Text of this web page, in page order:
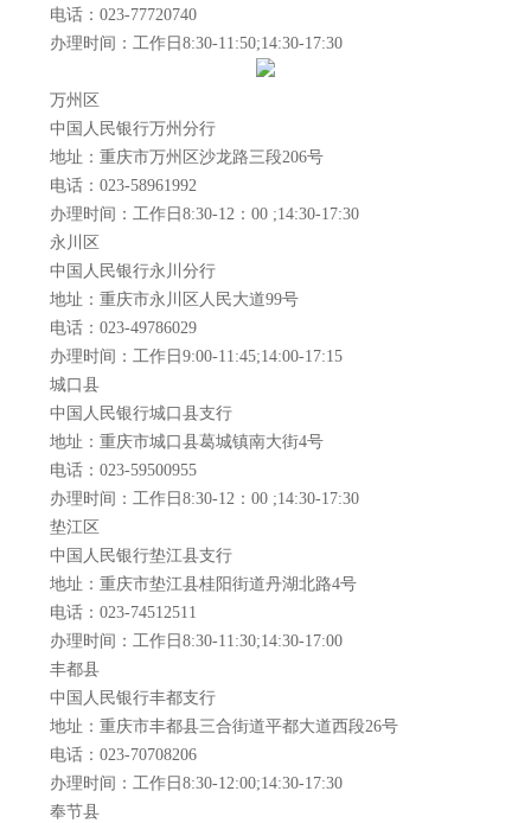
电话：023-77720740
办理时间：工作日8:30-11:50;14:30-17:30
万州区
中国人民银行万州分行
地址：重庆市万州区沙龙路三段206号
电话：023-58961992
办理时间：工作日8:30-12：00 ;14:30-17:30
永川区
中国人民银行永川分行
地址：重庆市永川区人民大道99号
电话：023-49786029
办理时间：工作日9:00-11:45;14:00-17:15
城口县
中国人民银行城口县支行
地址：重庆市城口县葛城镇南大街4号
电话：023-59500955
办理时间：工作日8:30-12：00 ;14:30-17:30
垫江区
中国人民银行垫江县支行
地址：重庆市垫江县桂阳街道丹湖北路4号
电话：023-74512511
办理时间：工作日8:30-11:30;14:30-17:00
丰都县
中国人民银行丰都支行
地址：重庆市丰都县三合街道平都大道西段26号
电话：023-70708206
办理时间：工作日8:30-12:00;14:30-17:30
奉节县